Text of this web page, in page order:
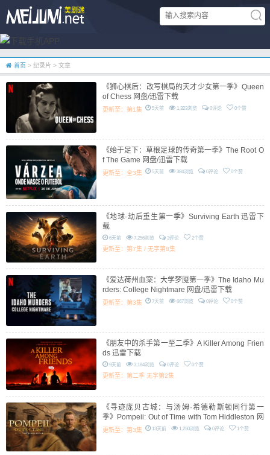
首页 > 纪录片 > 文章
《狮心棋后：改写棋局的天才少女第一季》Queen
of Chess 网盘/迅雷下载
5天前 1,323浏览 0评论 0个赞
更新至：第1集
《始于足下：草根足球的传奇第一季》The Root O
f The Game 网盘/迅雷下载
5天前 384浏览 0评论 0个赞
更新至：全3集
《地球·劫后重生第一季》Surviving Earth 迅雷下
载
6天前 7,256浏览 3评论 2个赞
更新至：第7集 / 无字第8集
《爱达荷州血案：大学梦魇第一季》The Idaho Mu
rders: College Nightmare 网盘/迅雷下载
7天前 667浏览 0评论 0个赞
更新至：第3集
《朋友中的杀手第一至二季》A Killer Among Frien
ds 迅雷下载
9天前 3,184浏览 0评论 0个赞
更新至：第二季 无字第2集
《寻迹庞贝古城：与汤姆·希德勒斯顿同行第一
季》Pompeii: Out of Time with Tom Hiddleston 网
盘/迅雷下载
13天前 1,250浏览 0评论 1个赞
更新至：第3集